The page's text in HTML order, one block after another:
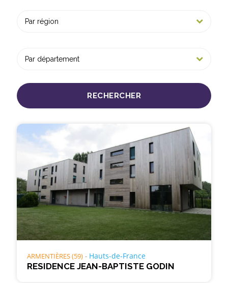
RECHERCHER
ARMENTIÈRES (59) Hauts-de-France
RESIDENCE JEAN-BAPTISTE GODIN